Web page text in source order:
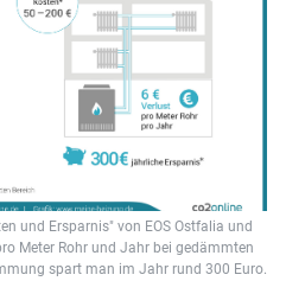
und Ersparnis" von EOS Ostfalia und
Meter Rohr und Jahr bei gedämmten
spart man im Jahr rund 300 Euro.